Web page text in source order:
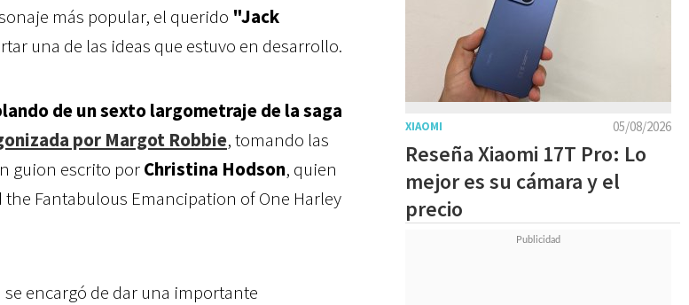
más popular, el querido "Jack
una de las ideas que estuvo en desarrollo.
de un sexto largometraje de la saga
por Margot Robbie, tomando las
guion escrito porChristina Hodson, quien
Fantabulous Emancipation of One Harley
encargó de dar una importante
05/08/2026
XIAOMI
Reseña Xiaomi 17T Pro: Lo
mejor es su cámara y el
precio